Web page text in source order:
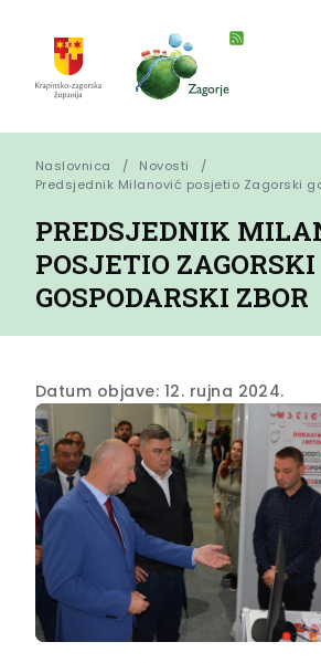
Naslovnica
Novosti
Predsjednik Milanović posjetio Zagorski
PREDSJEDNIK
POSJETIO ZAGORSKI
GOSPODARSKI ZBOR
Datum objave: 12. rujna 2024.